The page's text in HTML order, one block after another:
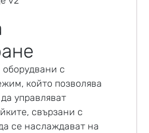
оборудвани с
който позволява
управляват
свързани с
се наслаждават на